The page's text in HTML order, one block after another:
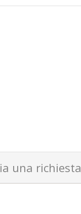
una richiesta